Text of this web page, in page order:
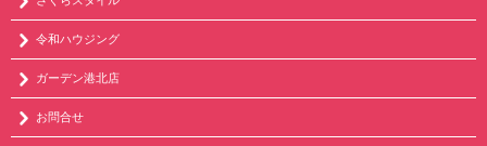
令和ハウジング
ガーデン港北店
お問合せ